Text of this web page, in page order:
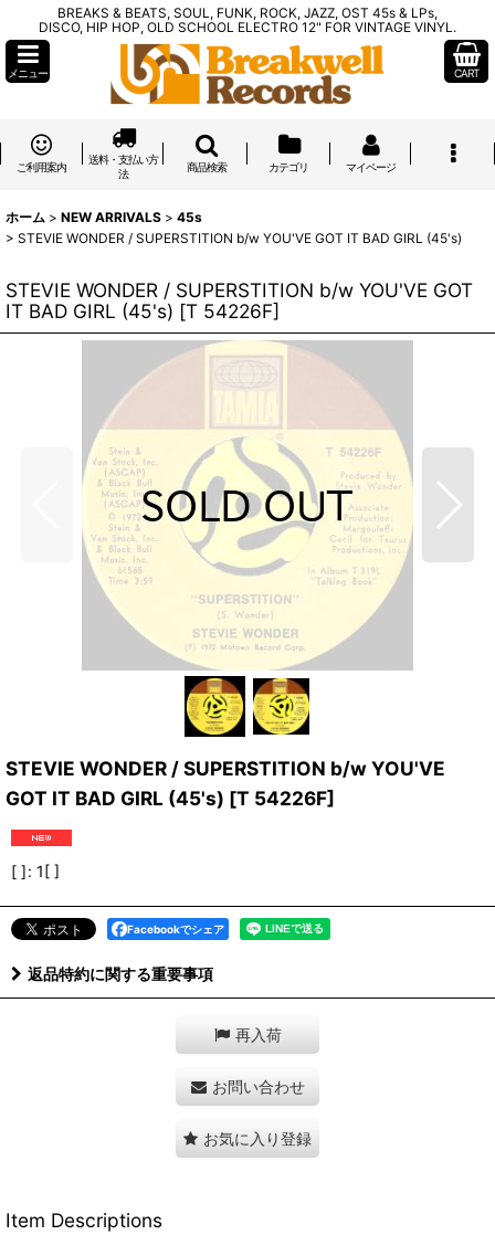
BREAKS & BEATS, SOUL, FUNK, ROCK, JAZZ, OST 45s & LPs,
DISCO, HIP HOP, OLD SCHOOL ELECTRO 12" FOR VINTAGE VINYL.
メニュー CART
ご利用案内
送料・支払い方
法
商品検索 カテゴリ マイページ
ホーム > NEW ARRIVALS > 45s
> STEVIE WONDER / SUPERSTITION b/w YOU'VE GOT IT BAD GIRL (45's)
STEVIE WONDER / SUPERSTITION b/w YOU'VE GOT
IT BAD GIRL (45's) [T 54226F]
STEVIE WONDER / SUPERSTITION b/w YOU'VE
GOT IT BAD GIRL (45's) [T 54226F]
[ ]: 1[ ]
Facebookでシェア
返品特約に関する重要事項
再入荷
お問い合わせ
お気に入り登録
Item Descriptions